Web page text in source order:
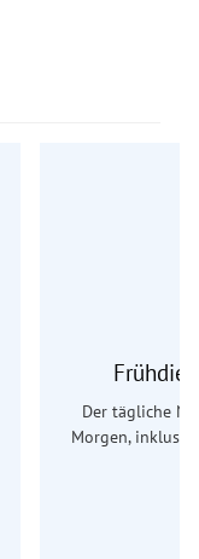
Der tägliche
Morgen,